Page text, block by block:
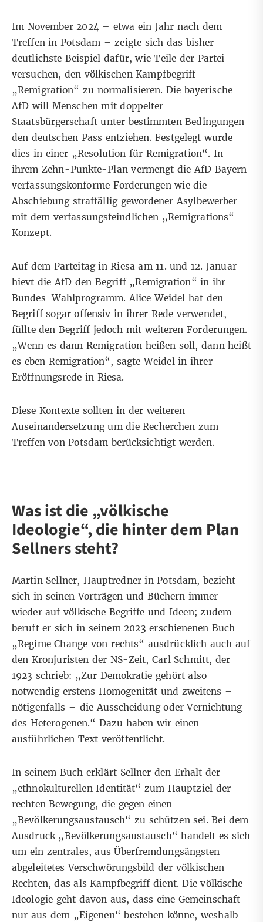
Im November 2024 – etwa ein Jahr nach dem
Treffen in Potsdam – zeigte sich das bisher
deutlichste Beispiel dafür, wie Teile der Partei
versuchen, den völkischen Kampfbegriff
„Remigration“ zu normalisieren. Die bayerische
AfD will Menschen mit doppelter
Staatsbürgerschaft unter bestimmten Bedingungen
den deutschen Pass entziehen. Festgelegt wurde
dies in einer „Resolution für Remigration“. In
ihrem Zehn-Punkte-Plan vermengt die AfD Bayern
verfassungskonforme Forderungen wie die
Abschiebung straffällig gewordener Asylbewerber
mit dem verfassungsfeindlichen „Remigrations“-
Konzept.
Auf dem Parteitag in Riesa am 11. und 12. Januar
hievt die AfD den Begriff „Remigration“ in ihr
Bundes-Wahlprogramm. Alice Weidel hat den
Begriff sogar offensiv in ihrer Rede verwendet,
füllte den Begriff jedoch mit weiteren Forderungen.
„Wenn es dann Remigration heißen soll, dann heißt
es eben Remigration“, sagte Weidel in ihrer
Eröffnungsrede in Riesa.
Diese Kontexte sollten in der weiteren
Auseinandersetzung um die Recherchen zum
Treffen von Potsdam berücksichtigt werden.
Was ist die „völkische
Ideologie“, die hinter dem Plan
Sellners steht?
Martin Sellner, Hauptredner in Potsdam, bezieht
sich in seinen Vorträgen und Büchern immer
wieder auf völkische Begriffe und Ideen; zudem
beruft er sich in seinem 2023 erschienenen Buch
„Regime Change von rechts“ ausdrücklich auch auf
den Kronjuristen der NS-Zeit, Carl Schmitt, der
1923 schrieb: „Zur Demokratie gehört also
notwendig erstens Homogenität und zweitens –
nötigenfalls – die Ausscheidung oder Vernichtung
des Heterogenen.“ Dazu haben wir einen
ausführlichen Text veröffentlicht.
In seinem Buch erklärt Sellner den Erhalt der
„ethnokulturellen Identität“ zum Hauptziel der
rechten Bewegung, die gegen einen
„Bevölkerungsaustausch“ zu schützen sei. Bei dem
Ausdruck „Bevölkerungsaustausch“ handelt es sich
um ein zentrales, aus Überfremdungsängsten
abgeleitetes Verschwörungsbild der völkischen
Rechten, das als Kampfbegriff dient. Die völkische
Ideologie geht davon aus, dass eine Gemeinschaft
nur aus dem „Eigenen“ bestehen könne, weshalb